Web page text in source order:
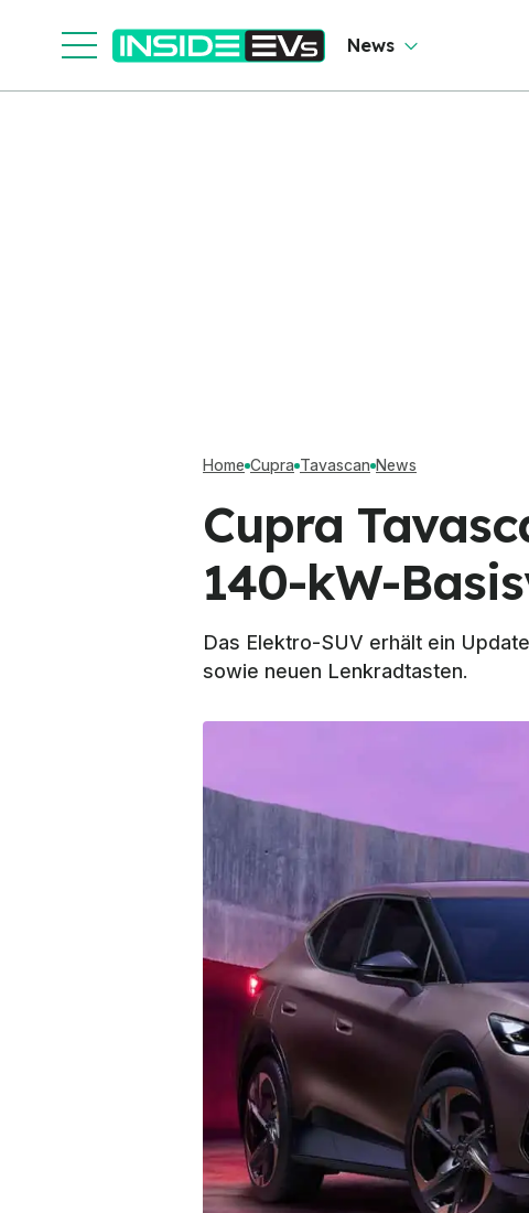
News
Home Cupra Tavascan News
Cupra
140-kW-
Das Elektro-SUV erhält ein
sowie neuen Lenkradtasten.